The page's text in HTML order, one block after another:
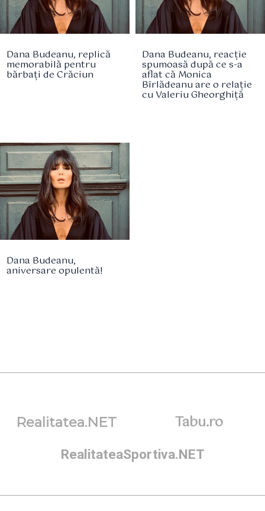
Dana Budeanu, replică
memorabilă pentru
bărbați de Crăciun
Dana Budeanu, reacție
spumoasă după ce s-a
aflat că Monica
Bîrlădeanu are o relație
cu Valeriu Gheorghiță
Dana Budeanu,
aniversare opulentă!
Realitatea.NET Tabu.ro
RealitateaSportiva.NET